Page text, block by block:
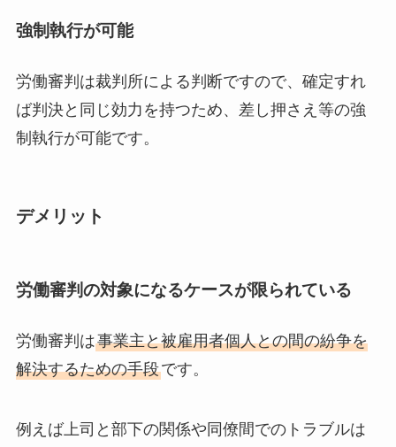
強制執行が可能
労働審判は裁判所による判断ですので、確定すれ
ば判決と同じ効力を持つため、差し押さえ等の強
制執行が可能です。
デメリット
労働審判の対象になるケースが限られている
労働審判は事業主と被雇用者個人との間の紛争を
解決するための手段です。
例えば上司と部下の関係や同僚間でのトラブルは